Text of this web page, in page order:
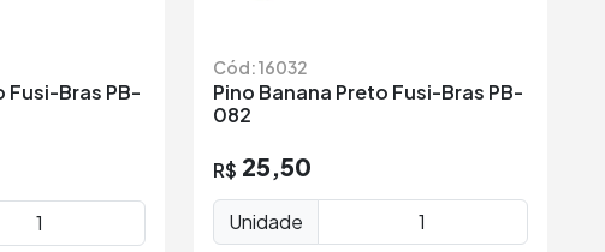
Fusi-Bras PB-
Cód: 16032
Pino Banana Preto Fusi-Bras PB-
082
R$ 25,50
Unidade